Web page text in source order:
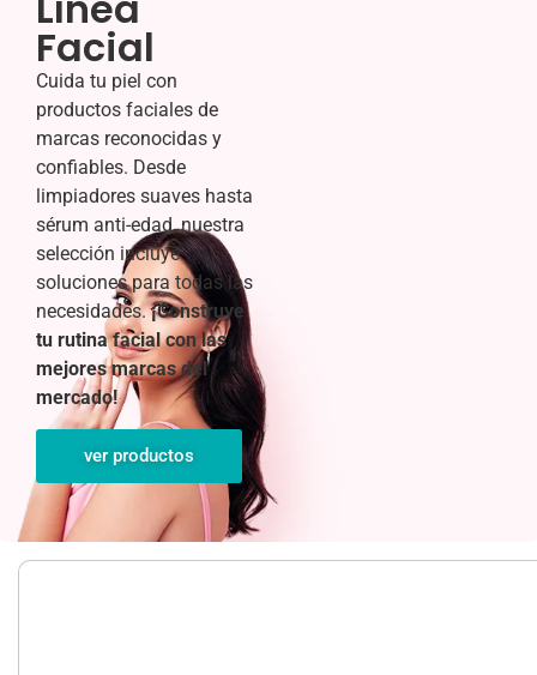
Facial
Cuida tu piel con
productos faciales de
marcas reconocidas y
confiables. Desde
limpiadores suaves hasta
sérum anti-edad, nuestra
selección incluye
soluciones para todas las
necesidades.¡Construye
tu rutina facial con las
mejores marcas del
mercado!
ver productos